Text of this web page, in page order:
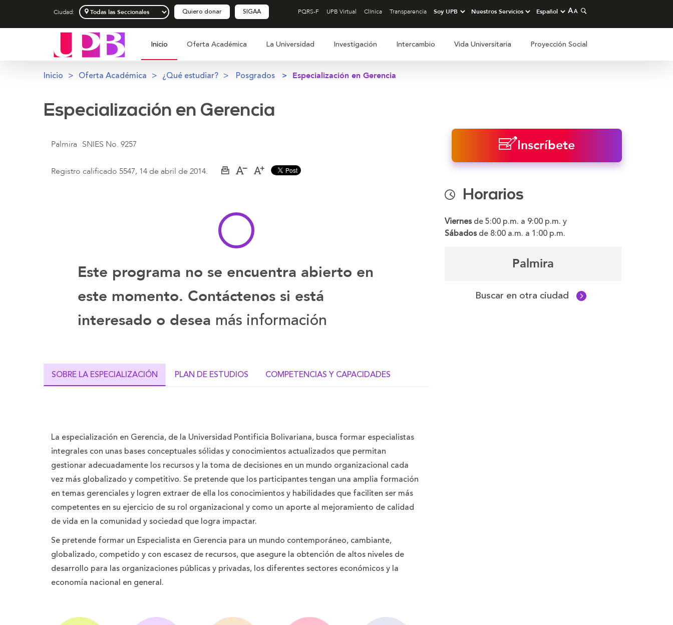
Ciudad: Quiero donar SIGAA PQRS-F UPB Virtual Clínica Transparencia
Inicio Oferta Académica La Universidad Investigación Intercambio Vida Universitaria Proyección Social
Inicio Oferta Académica ¿Qué estudiar? Posgrados Especialización en Gerencia
Especialización en Gerencia
Palmira SNIES No. 9257
Registro calificado 5547, 14 de abril de 2014.
ImprimirAumentarDisminuir
Este programa no se encuentra abierto en
este momento. Contáctenos si está
interesado o desea más información
SOBRE LA ESPECIALIZACIÓN PLAN DE ESTUDIOS COMPETENCIAS Y CAPACIDADES
La especialización en Gerencia, de la Universidad Pontificia Bolivariana, busca formar especialistas
integrales con unas bases conceptuales sólidas y conocimientos actualizados que permitan
gestionar adecuadamente los recursos y la toma de decisiones en un mundo organizacional cada
vez más globalizado y competitivo. Se pretende que los participantes tengan una amplia formación
en temas gerenciales y logren extraer de ella los conocimientos y habilidades que faciliten ser más
competentes en su ejercicio de su rol organizacional y como un aporte al mejoramiento de calidad
de vida en la comunidad y sociedad que logra impactar.
Se pretende formar un Especialista en Gerencia para un mundo contemporáneo, cambiante,
globalizado, competido y con escasez de recursos, que asegure la obtención de altos niveles de
desarrollo para las organizaciones públicas y privadas, los diferentes sectores económicos y la
economía nacional en general.
Inscríbete
Horarios
Viernes de 5:00 p.m. a 9:00 p.m. y
Sábados de 8:00 a.m. a 1:00 p.m.
Palmira
Buscar en otra ciudad